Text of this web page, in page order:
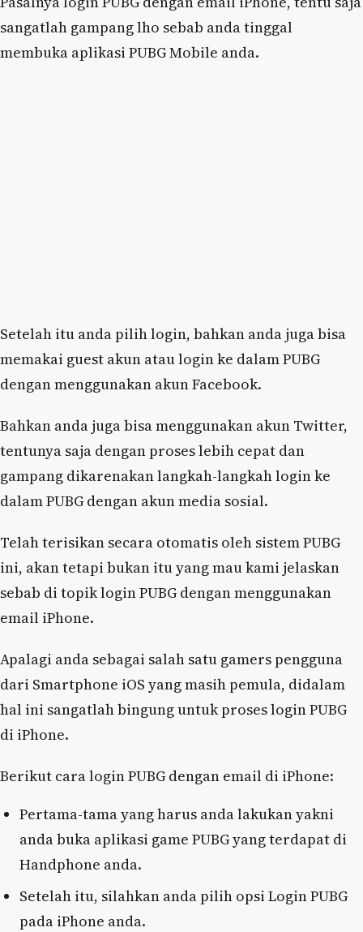
sangatlah gampang lho sebab anda tinggal
membuka aplikasi PUBG Mobile anda.
Setelah itu anda pilih login, bahkan anda juga bisa
memakai guest akun atau login ke dalam PUBG
dengan menggunakan akun Facebook.
Bahkan anda juga bisa menggunakan akun Twitter,
tentunya saja dengan proses lebih cepat dan
gampang dikarenakan langkah-langkah login ke
dalam PUBG dengan akun media sosial.
Telah terisikan secara otomatis oleh sistem PUBG
ini, akan tetapi bukan itu yang mau kami jelaskan
sebab di topik login PUBG dengan menggunakan
email iPhone.
Apalagi anda sebagai salah satu gamers pengguna
dari Smartphone iOS yang masih pemula, didalam
hal ini sangatlah bingung untuk proses login PUBG
di iPhone.
Berikut cara login PUBG dengan email di iPhone:
Pertama-tama yang harus anda lakukan yakni
anda buka aplikasi game PUBG yang terdapat di
Handphone anda.
Setelah itu, silahkan anda pilih opsi Login PUBG
pada iPhone anda.